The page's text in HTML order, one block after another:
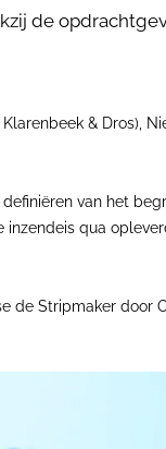
de
& Dros),
van het
inzendeis qua
de Stripmaker door